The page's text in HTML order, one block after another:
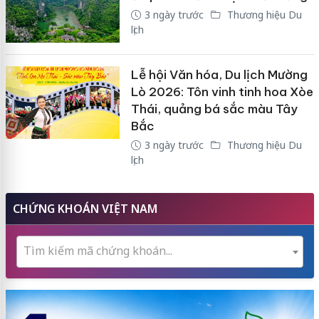
3 ngày trước
Thương hiệu Du
lịch
Lễ hội Văn hóa, Du lịch Mường
Lò 2026: Tôn vinh tinh hoa Xòe
Thái, quảng bá sắc màu Tây
Bắc
3 ngày trước
Thương hiệu Du
lịch
CHỨNG KHOÁN VIỆT NAM
Tìm kiếm mã chứng khoán...